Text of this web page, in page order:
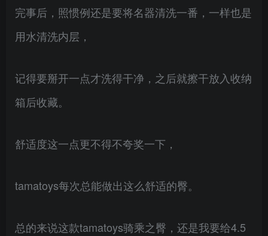
完事后，照惯例还是要将名器清洗一番，一样也是
用水清洗内层，
记得要掰开一点才洗得干净，之后就擦干放入收纳
箱后收藏。
舒适度这一点更不得不夸奖一下，
tamatoys每次总能做出这么舒适的臀。
总的来说这款tamatoys骑乘之臀，还是我要给4.5